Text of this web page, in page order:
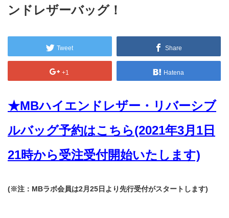
ンドレザーバッグ！
Tweet Share
+1 Hatena
★MBハイエンドレザー・リバーシブ
ルバッグ予約はこちら(2021年3月1日
21時から受注受付開始いたします)
(※注：MBラボ会員は2月25日より先行受付がスタートします)